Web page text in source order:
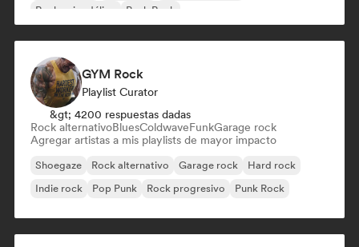
Rock psicodélico
Punk Rock
GYM Rock
Playlist Curator
&gt; 4200 respuestas dadas
Rock alternativoBluesColdwaveFunkGarage rock
Agregar artistas a mis playlists de mayor impacto
Shoegaze Rock alternativo Garage rock
Hard rock
Indie rock
Pop Punk Rock progresivo Punk Rock